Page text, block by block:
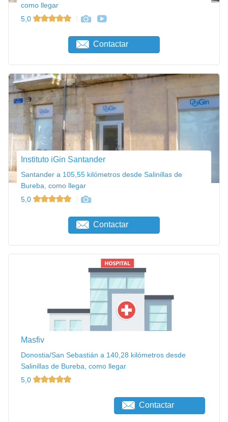
como llegar
5,0
Contactar
Instituto iGin Santander
Santander a 105,55 kilómetros desde Salinillas de
Bureba, como llegar
5,0
Contactar
Masfiv
Donostia/San Sebastián a 140,28 kilómetros desde
Salinillas de Bureba, como llegar
5,0
Contactar